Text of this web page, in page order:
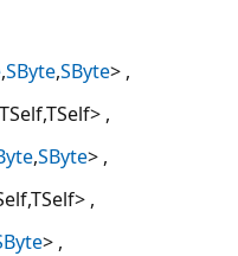
,SByte,SByte>
,SByte>
>